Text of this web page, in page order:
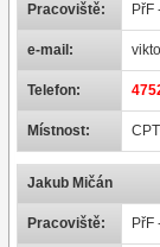
Pracoviště: PřF
e-mail:
Telefon:
Místnost:
Jakub Mičán
Pracoviště: PřF